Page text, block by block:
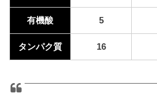
有機酸 5
タンパク質 16